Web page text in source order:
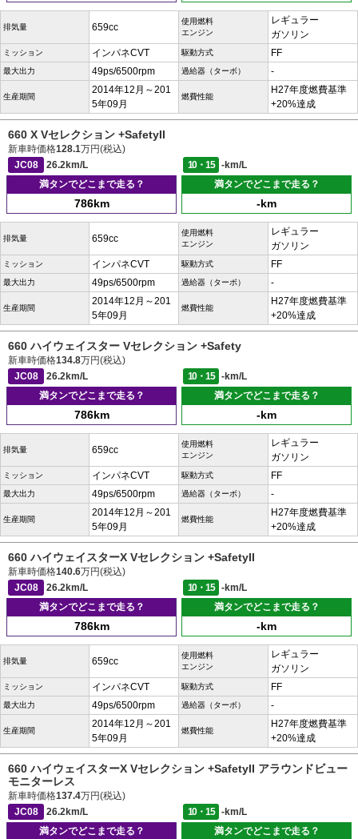
排気量 659cc
使用燃料
エンジン
レギュラー
ガソリン
ミッション インパネCVT 駆動方式 FF
最大出力 49ps/6500rpm 過給器（ターボ） -
生産期間
2014年12月～201
5年09月
燃費性能
H27年度燃費基準
+20%達成
660 X Vセレクション +SafetyII
新車時価格128.1万円(税込)
JC08
26.2km/L 10・15
-km/L
満タンでどこまで走る？
786km
満タンでどこまで走る？
-km
排気量 659cc
使用燃料
エンジン
レギュラー
ガソリン
ミッション インパネCVT 駆動方式 FF
最大出力 49ps/6500rpm 過給器（ターボ） -
生産期間
2014年12月～201
5年09月
燃費性能
H27年度燃費基準
+20%達成
660 ハイウェイスター Vセレクション +Safety
新車時価格134.8万円(税込)
JC08
26.2km/L 10・15
-km/L
満タンでどこまで走る？
786km
満タンでどこまで走る？
-km
排気量 659cc
使用燃料
エンジン
レギュラー
ガソリン
ミッション インパネCVT 駆動方式 FF
最大出力 49ps/6500rpm 過給器（ターボ） -
生産期間
2014年12月～201
5年09月
燃費性能
H27年度燃費基準
+20%達成
660 ハイウェイスターX Vセレクション +SafetyII
新車時価格140.6万円(税込)
JC08
26.2km/L 10・15
-km/L
満タンでどこまで走る？
786km
満タンでどこまで走る？
-km
排気量 659cc
使用燃料
エンジン
レギュラー
ガソリン
ミッション インパネCVT 駆動方式 FF
最大出力 49ps/6500rpm 過給器（ターボ） -
生産期間
2014年12月～201
5年09月
燃費性能
H27年度燃費基準
+20%達成
660 ハイウェイスターX Vセレクション +SafetyII アラウンドビュー
モニターレス
新車時価格137.4万円(税込)
JC08
26.2km/L 10・15
-km/L
満タンでどこまで走る？
満タンでどこまで走る？